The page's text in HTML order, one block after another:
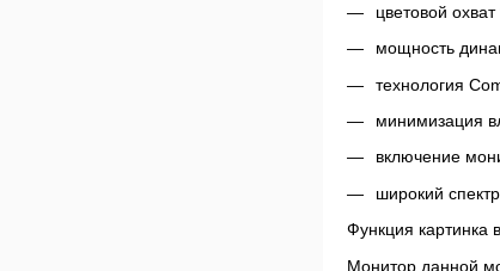
цветовой
мощность
технология
минимизация
включение
широкий
Функция картинка
Монитор данной